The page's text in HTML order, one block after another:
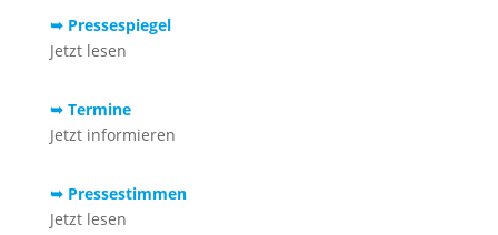
➥ Pressespiegel
Jetzt lesen
➥ Termine
Jetzt informieren
➥ Pressestimmen
Jetzt lesen